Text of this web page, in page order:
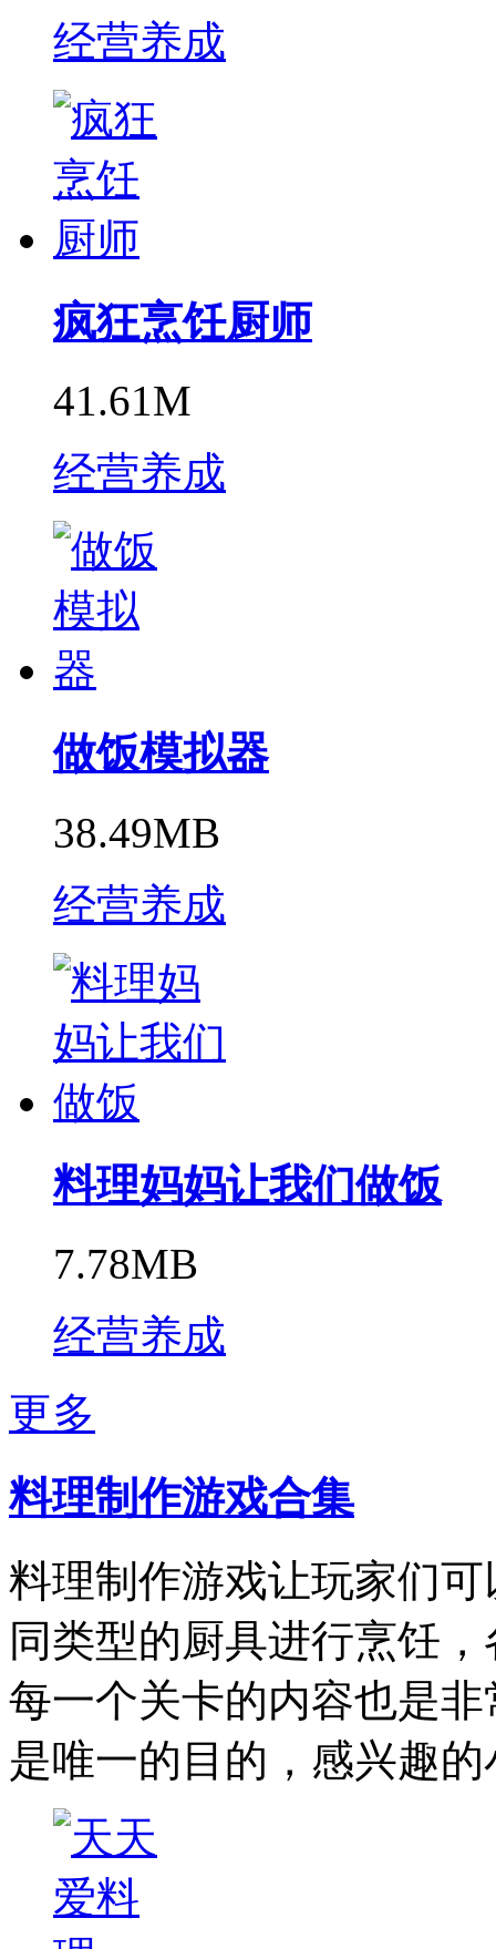
经营养成
疯狂烹饪厨师
41.61M
经营养成
做饭模拟器
38.49MB
经营养成
料理妈妈让我们做饭
7.78MB
经营养成
更多
料理制作游戏合集
料理制作游戏让玩家们
同类型的厨具进行烹饪
每一个关卡的内容也是
是唯一的目的，感兴趣